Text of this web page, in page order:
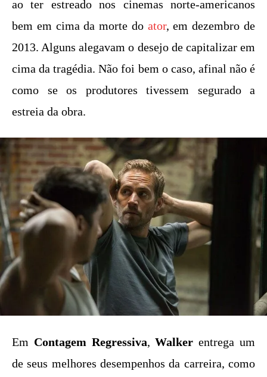
ao ter estreado nos cinemas norte-americanos
bem em cima da morte do ator, em dezembro de
2013. Alguns alegavam o desejo de capitalizar em
cima da tragédia. Não foi bem o caso, afinal não é
como se os produtores tivessem segurado a
estreia da obra.
Em Contagem Regressiva,Walker entrega um
de seus melhores desempenhos da carreira, como